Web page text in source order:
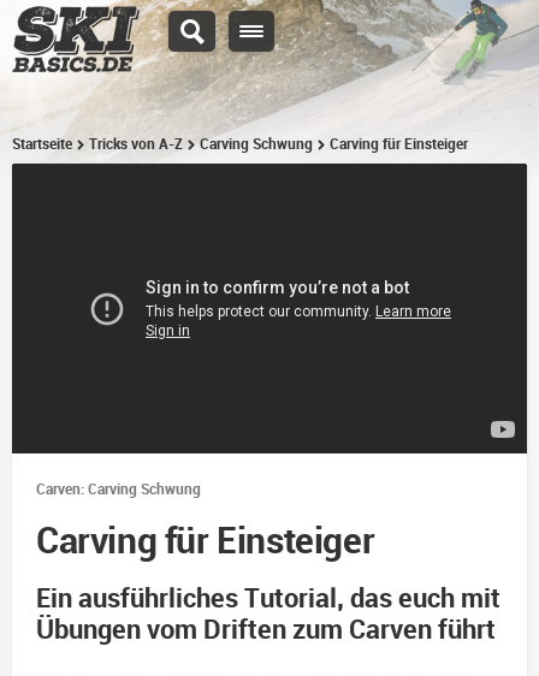
Startseite Tricks von A-Z Carving Schwung Carving für Einsteiger
Carven: Carving Schwung
Carving für Einsteiger
Ein ausführliches Tutorial, das euch mit
Übungen vom Driften zum Carven führt